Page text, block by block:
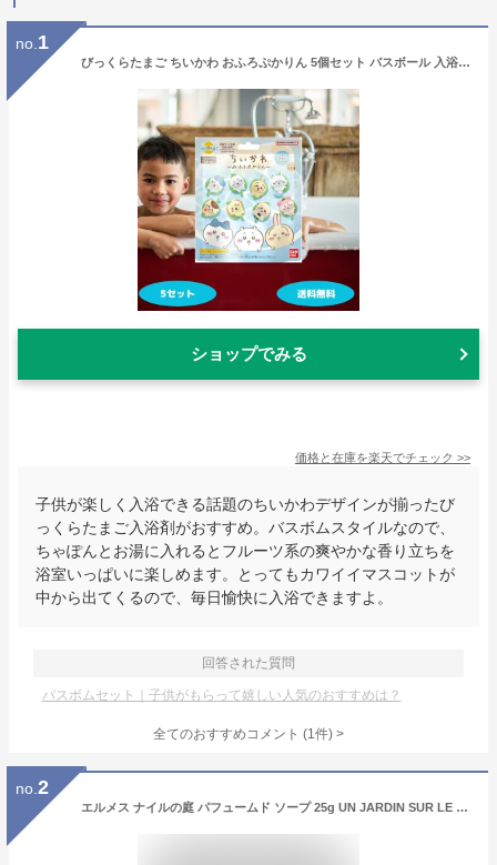
no. 1
びっくらたまご ちいかわ おふろぷかりん 5個セット バスボール 入浴剤 温泉 バスボム ちいかわ グッズ バスタイム コレクション 香り付き 子供 女の子 マスコット キーホルダー 入り ちいかわ ハチワレ うさぎ モモンガ
ショップでみる
価格と在庫を楽天でチェック >>
子供が楽しく入浴できる話題のちいかわデザインが揃ったび
っくらたまご入浴剤がおすすめ。バスボムスタイルなので、
ちゃぽんとお湯に入れるとフルーツ系の爽やかな香り立ちを
浴室いっぱいに楽しめます。とってもカワイイマスコットが
中から出てくるので、毎日愉快に入浴できますよ。
回答された質問
バスボムセット｜子供がもらって嬉しい人気のおすすめは？
全てのおすすめコメント (1件) >
no. 2
エルメス ナイルの庭 パフュームド ソープ 25g UN JARDIN SUR LE NIL PERFUMED SOAP HERMES